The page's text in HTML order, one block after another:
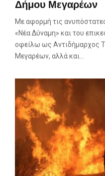
Δήμου Μεγαρέων
Με αφορμή τις
«Νέα Δύναμη» και του
οφείλω ως Αντιδήμαρχος
Μεγαρέων, αλλά και...